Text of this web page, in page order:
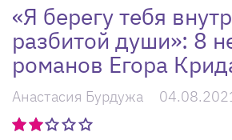
«Я берегу тебя
разбитой души»: 8
романов Егора
Анастасия Бурдужа